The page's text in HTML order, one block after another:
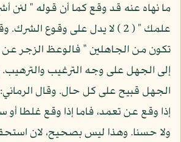
ما نهاه عنه قد وقع كما أن قوله " لئن
علمك " ( 2 ) لا يدل على وقوع
تكون من الجاهلين " فالوعظ الزجر عن
إلى الجهل على وجه الترغيب
الجهل قبيح على كل حال. وقال الرماني:
إذا وقع عن تعمد، فاما إذا وقع غلطا
ولا حسنا. وهذا ليس بصحيح، لان